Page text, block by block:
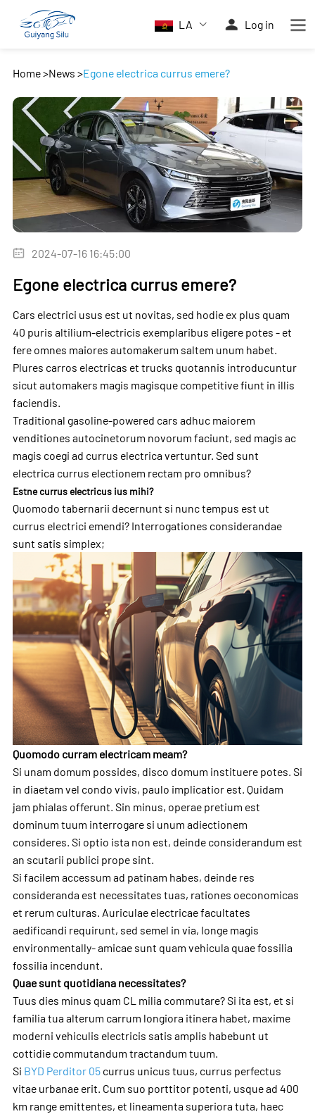
LA Log in
Home>News >Egone electrica currus emere?
2024-07-16 16:45:00
Egone electrica currus emere?
Cars electrici usus est ut novitas, sed hodie ex plus quam
40 puris altilium-electricis exemplaribus eligere potes - et
fere omnes maiores automakerum saltem unum habet.
Plures carros electricas et trucks quotannis introducuntur
sicut automakers magis magisque competitive fiunt in illis
faciendis.
Traditional gasoline-powered cars adhuc maiorem
venditiones autocinetorum novorum faciunt, sed magis ac
magis coegi ad currus electrica vertuntur. Sed sunt
electrica currus electionem rectam pro omnibus?
Estne currus electricus ius mihi?
Quomodo tabernarii decernunt si nunc tempus est ut
currus electrici emendi? Interrogationes considerandae
sunt satis simplex;
Quomodo curram electricam meam?
Si unam domum possides, disco domum instituere potes. Si
in diaetam vel condo vivis, paulo implicatior est. Quidam
jam phialas offerunt. Sin minus, operae pretium est
dominum tuum interrogare si unum adiectionem
consideres. Si optio ista non est, deinde considerandum est
an scutarii publici prope sint.
Si facilem accessum ad patinam habes, deinde res
consideranda est necessitates tuas, rationes oeconomicas
et rerum culturas. Auriculae electricae facultates
aedificandi requirunt, sed semel in via, longe magis
environmentally- amicae sunt quam vehicula quae fossilia
fossilia incendunt.
Quae sunt quotidiana necessitates?
Tuus dies minus quam CL milia commutare? Si ita est, et si
familia tua alterum carrum longiora itinera habet, maxime
moderni vehiculis electricis satis amplis habebunt ut
cottidie commutandum tractandum tuum.
Si BYD Perditor 05currus unicus tuus, currus perfectus
vitae urbanae erit. Cum suo porttitor potenti, usque ad 400
km range emittentes, et lineamenta superiora tuta, haec